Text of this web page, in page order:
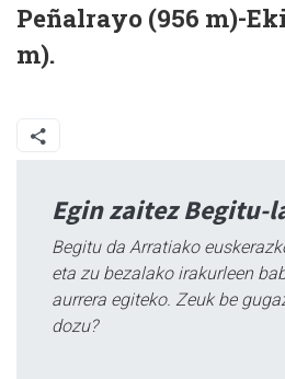
Peñalrayo (956 m)-
m).
Egin zaitez Begitu-
Begitu da Arratiako
eta zu bezalako irakurleen
aurrera egiteko. Zeuk be
dozu?